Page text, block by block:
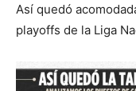
Así quedó
playoffs de la Liga